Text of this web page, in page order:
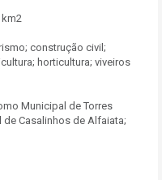
construção civil;
horticultura; viveiros
Municipal de Torres
de Casalinhos de Alfaiata;